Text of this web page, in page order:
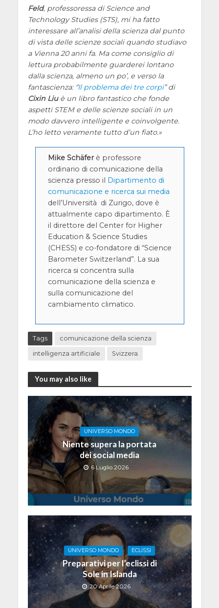
Feld, professoressa di Science and
Technology Studies (STS), mi ha fatto
interessare all’analisi della scienza dal punto
di vista delle scienze sociali quando studiavo
a Vienna 20 anni fa. Ma come consiglio di
lettura probabilmente guarderei lontano
dalla scienza, almeno un po’, e verso la
fantascienza: “Il problema dei tre corpi” di
Cixin Liuè un libro fantastico che fonde
aspetti STEM e delle scienze sociali in un
modo davvero intelligente e coinvolgente.
L’ho letto veramente tutto d’un fiato.
Mike Schäferè professore
ordinario di comunicazione della
scienza presso il
Dipartimento di
comunicazione e ricerca sui media
dell’Università di Zurigo, dove è
attualmente capo dipartimento. È
il direttore del Center for Higher
Education & Science Studies
(CHESS) e co-fondatore di “Science
Barometer Switzerland”. La sua
ricerca si concentra sulla
comunicazione della scienza e
sulla comunicazione del
cambiamento climatico.
Tags comunicazione della scienza
intelligenza artificiale Svizzera
You may also like
UNIVERSO MONDO
Niente supera la portata
dei social media
6 Luglio 2026
UNIVERSO MONDO ECLISSI
Preparativi per l’eclissi di
Sole in Islanda
20 Aprile 2026